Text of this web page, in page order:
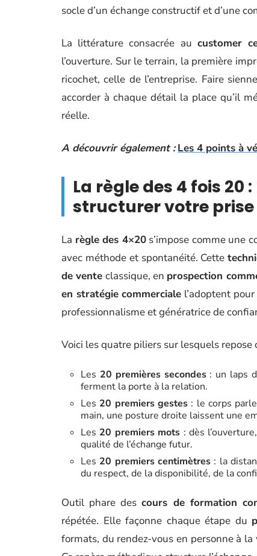
socle d’un échange constructif et d’une
La littérature consacrée au customer
l’ouverture. Sur le terrain, la première
ricochet, celle de l’entreprise. Faire
accorder à chaque détail la place qu’il
réelle.
A découvrir également : Les 4 points à
La règle des 4 fois 20
structurer votre
La règle des 4×20s’impose comme une
avec méthode et spontanéité. Cette
de vente classique, en prospection
en stratégie commerciale l’adoptent
professionnalisme et génératrice de
Voici les quatre piliers sur lesquels repose
Les 20 premières secondes: un laps
ferment la porte à la relation.
Les 20 premiers gestes: le corps
main, une posture droite laissent une
Les 20 premiers mots : dès
qualité de l’échange futur.
Les 20 premiers centimètres : la
du respect, de la disponibilité, de la
Outil phare descours de formation
répétée. Elle façonne chaque étape du
formats, du rendez-vous en personne à